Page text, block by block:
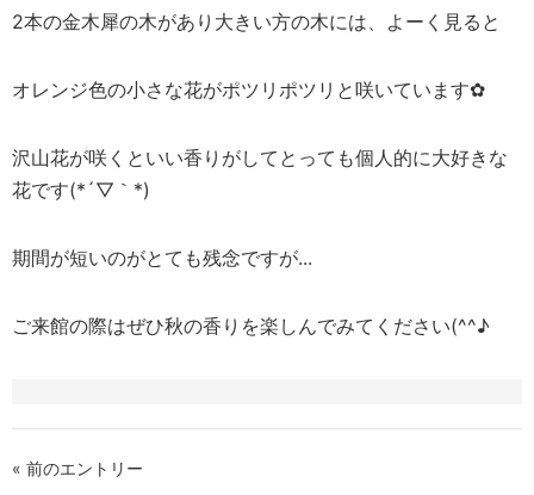
2本の金木犀の木があり大きい方の木には、よーく見ると
オレンジ色の小さな花がポツリポツリと咲いています✿
沢山花が咲くといい香りがしてとっても個人的に大好きな
花です(*´▽｀*)
期間が短いのがとても残念ですが...
ご来館の際はぜひ秋の香りを楽しんでみてください(^^♪
« 前のエントリー